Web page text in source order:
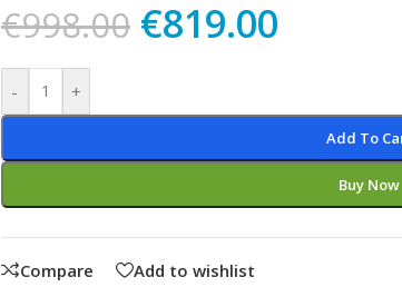
€998.00 €819.00
- +
Add To
Buy Now
Alternative:
Compare Add to wishlist